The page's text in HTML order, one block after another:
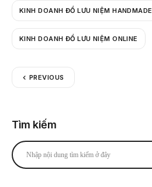
KINH DOANH ĐỒ LƯU NIỆM HANDMADE
KINH DOANH ĐỒ LƯU NIỆM ONLINE
PREVIOUS
Tìm kiếm